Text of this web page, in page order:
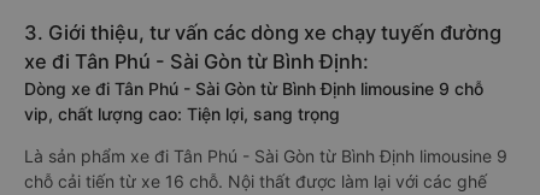
3. Giới thiệu, tư vấn các dòng xe chạy tuyến đường
xe đi Tân Phú - Sài Gòn từ Bình Định:
Dòng xe đi Tân Phú - Sài Gòn từ Bình Định limousine 9 chỗ
vip, chất lượng cao: Tiện lợi, sang trọng
Là sản phẩm xe đi Tân Phú - Sài Gòn từ Bình Định limousine 9
chỗ cải tiến từ xe 16 chỗ. Nội thất được làm lại với các ghế